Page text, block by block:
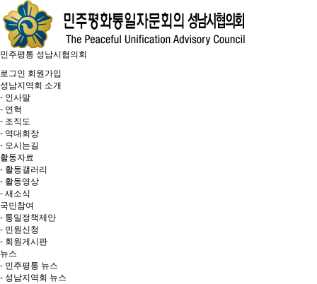
민주평통 성남시협의회
로그인 회원가입
성남지역회 소개
- 인사말
- 연혁
- 조직도
- 역대회장
- 오시는길
활동자료
- 활동갤러리
- 활동영상
- 새소식
국민참여
- 통일정책제안
- 민원신청
- 회원게시판
뉴스
- 민주평통 뉴스
- 성남지역회 뉴스